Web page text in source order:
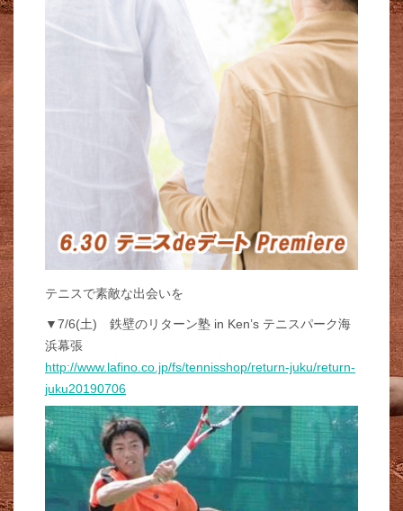
テニスで素敵な出会いを
▼7/6(土) 鉄壁のリターン塾 in Ken’s テニスパーク海
浜幕張
http://www.lafino.co.jp/fs/tennisshop/return-juku/return-
juku20190706